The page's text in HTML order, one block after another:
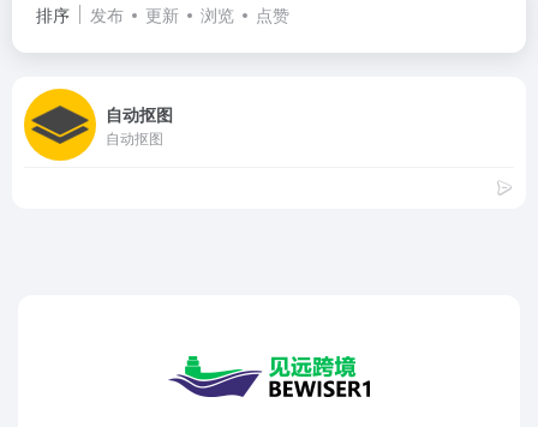
排序 发布 更新 浏览 点赞
自动抠图
自动抠图